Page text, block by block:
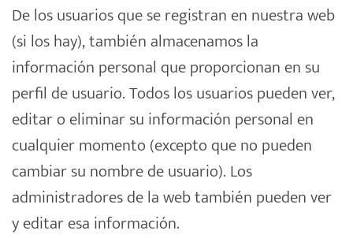
De los usuarios que se registran en nuestra web
(si los hay), también almacenamos la
información personal que proporcionan en su
perfil de usuario. Todos los usuarios pueden ver,
editar o eliminar su información personal en
cualquier momento (excepto que no pueden
cambiar su nombre de usuario). Los
administradores de la web también pueden ver
y editar esa información.